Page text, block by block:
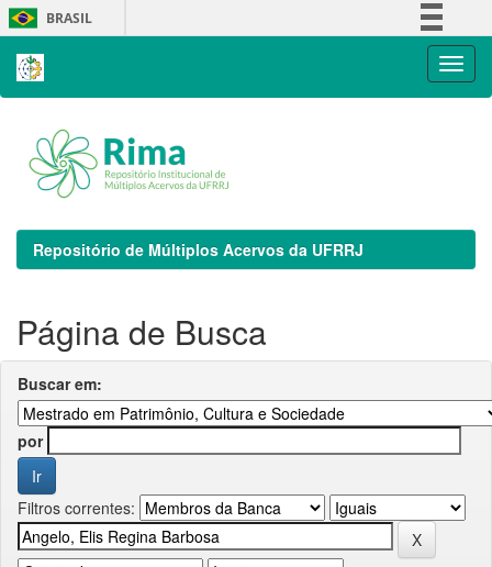
Skip
navigation
BRASIL
Repositório de Múltiplos Acervos da UFRRJ
Página de Busca
Buscar em:
por
Filtros correntes: